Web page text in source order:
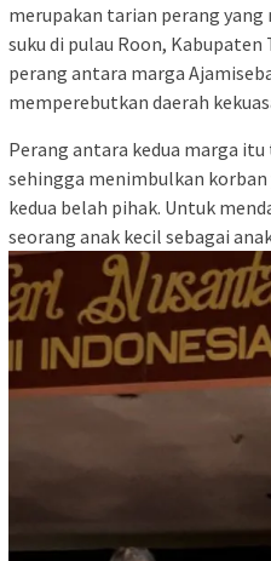
merupakan tarian perang
suku di pulau Roon, Kabupaten
perang antara marga
memperebutkan daerah
Perang antara kedua marga
sehingga menimbulkan korban
kedua belah pihak. Untuk
seorang anak kecil sebagai